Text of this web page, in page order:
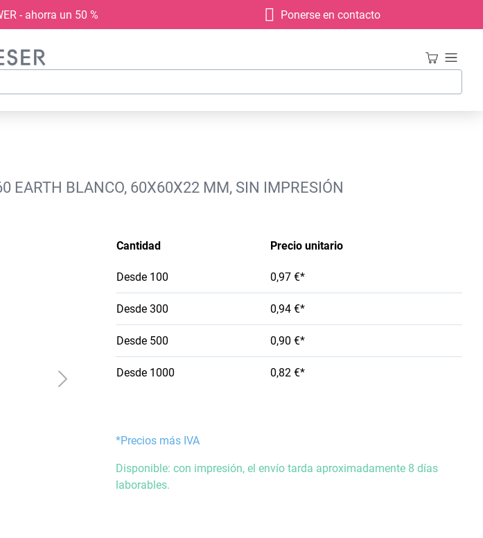
- ahorra un 50 % Ponerse en contacto
EARTH BLANCO, 60X60X22 MM, SIN IMPRESIÓN
Cantidad Precio unitario
Desde 100 0,97 €*
Desde 300 0,94 €*
Desde 500 0,90 €*
Desde 1000 0,82 €*
*Precios más IVA
Disponible: con impresión, el envío tarda aproximadamente 8 días
laborables.